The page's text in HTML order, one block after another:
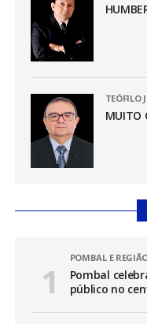
TEÓFILO
MUITO
POMBAL E
Pombal
público no